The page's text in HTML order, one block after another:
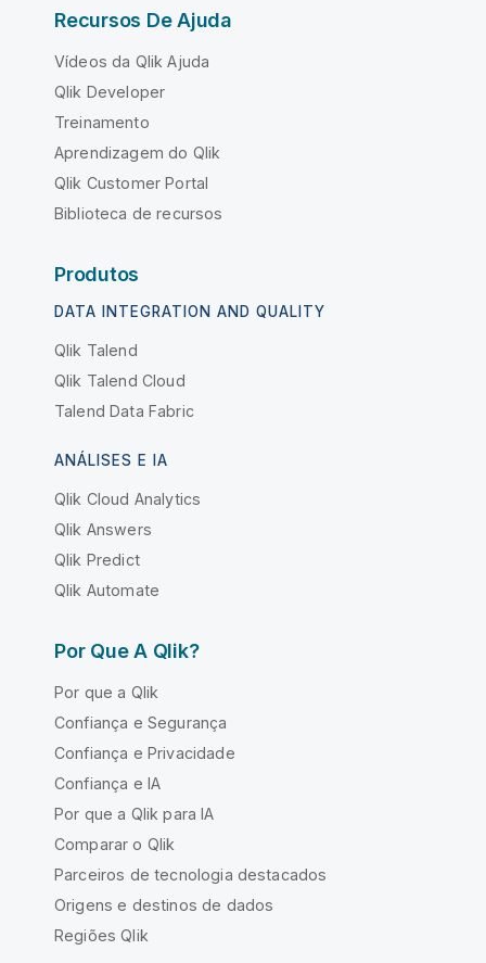
Recursos De Ajuda
Vídeos da Qlik Ajuda
Qlik Developer
Treinamento
Aprendizagem do Qlik
Qlik Customer Portal
Biblioteca de recursos
Produtos
DATA INTEGRATION AND QUALITY
Qlik Talend
Qlik Talend Cloud
Talend Data Fabric
ANÁLISES E IA
Qlik Cloud Analytics
Qlik Answers
Qlik Predict
Qlik Automate
Por Que A Qlik?
Por que a Qlik
Confiança e Segurança
Confiança e Privacidade
Confiança e IA
Por que a Qlik para IA
Comparar o Qlik
Parceiros de tecnologia destacados
Origens e destinos de dados
Regiões Qlik